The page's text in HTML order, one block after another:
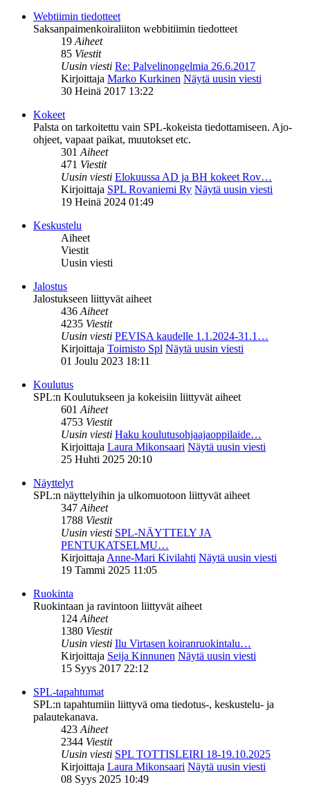
Webtiimin tiedotteet
Saksanpaimenkoiraliiton webbitiimin tiedotteet
19Aiheet
85 Viestit
Uusin viesti Re: Palvelinongelmia 26.6.2017
Kirjoittaja Marko Kurkinen Näytä uusin viesti
30 Heinä 2017 13:22
Kokeet
Palsta on tarkoitettu vain SPL-kokeista tiedottamiseen. Ajo-
ohjeet, vapaat paikat, muutokset etc.
301Aiheet
471 Viestit
Uusin viesti Elokuussa AD ja BH kokeet Rov…
Kirjoittaja SPL Rovaniemi Ry Näytä uusin viesti
19 Heinä 2024 01:49
Keskustelu
Aiheet
Viestit
Uusin viesti
Jalostus
Jalostukseen liittyvät aiheet
436Aiheet
4235 Viestit
Uusin viesti PEVISA kaudelle 1.1.2024-31.1…
Kirjoittaja Toimisto Spl Näytä uusin viesti
01 Joulu 2023 18:11
Koulutus
SPL:n Koulutukseen ja kokeisiin liittyvät aiheet
601Aiheet
4753 Viestit
Uusin viesti Haku koulutusohjaajaoppilaide…
Kirjoittaja Laura Mikonsaari Näytä uusin viesti
25 Huhti 2025 20:10
Näyttelyt
SPL:n näyttelyihin ja ulkomuotoon liittyvät aiheet
347Aiheet
1788 Viestit
Uusin viesti SPL-NÄYTTELY JA
PENTUKATSELMU…
KirjoittajaAnne-Mari Kivilahti Näytä uusin viesti
19 Tammi 2025 11:05
Ruokinta
Ruokintaan ja ravintoon liittyvät aiheet
124Aiheet
1380 Viestit
Uusin viesti Ilu Virtasen koiranruokintalu…
Kirjoittaja Seija Kinnunen Näytä uusin viesti
15 Syys 2017 22:12
SPL-tapahtumat
SPL:n tapahtumiin liittyvä oma tiedotus-, keskustelu- ja
palautekanava.
423Aiheet
2344 Viestit
Uusin viesti SPL TOTTISLEIRI 18-19.10.2025
Kirjoittaja Laura Mikonsaari Näytä uusin viesti
08 Syys 2025 10:49